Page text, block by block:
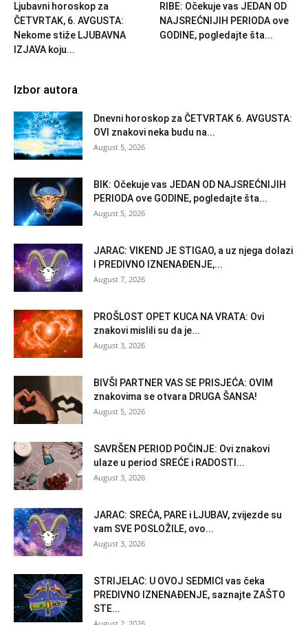
Ljubavni horoskop za
ČETVRTAK, 6. AVGUSTA:
Nekome stiže LJUBAVNA
IZJAVA koju...
RIBE: Očekuje vas JEDAN OD
NAJSREĆNIJIH PERIODA ove
GODINE, pogledajte šta...
Izbor autora
Dnevni horoskop za ČETVRTAK 6. AVGUSTA:
OVI znakovi neka budu na...
August 5, 2026
BIK: Očekuje vas JEDAN OD NAJSREĆNIJIH
PERIODA ove GODINE, pogledajte šta...
August 5, 2026
JARAC: VIKEND JE STIGAO, a uz njega dolazi
I PREDIVNO IZNENAĐENJE,...
August 7, 2026
PROŠLOST OPET KUCA NA VRATA: Ovi
znakovi mislili su da je...
August 3, 2026
BIVŠI PARTNER VAS SE PRISJEĆA: OVIM
znakovima se otvara DRUGA ŠANSA!
August 5, 2026
SAVRŠEN PERIOD POČINJE: Ovi znakovi
ulaze u period SREĆE i RADOSTI...
August 3, 2026
JARAC: SREĆA, PARE i LJUBAV, zvijezde su
vam SVE POSLOŽILE, ovo...
August 3, 2026
STRIJELAC: U OVOJ SEDMICI vas čeka
PREDIVNO IZNENAĐENJE, saznajte ZAŠTO
STE...